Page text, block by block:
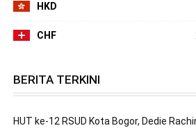
HKD
CHF
BERITA TERKINI
HUT ke-12 RSUD Kota Bogor, Dedie